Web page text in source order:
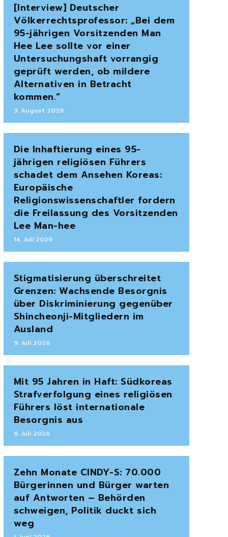
[Interview] Deutscher
Völkerrechtsprofessor: „Bei dem
95-jährigen Vorsitzenden Man
Hee Lee sollte vor einer
Untersuchungshaft vorrangig
geprüft werden, ob mildere
Alternativen in Betracht
kommen.“
3. August 2026
Die Inhaftierung eines 95-
jährigen religiösen Führers
schadet dem Ansehen Koreas:
Europäische
Religionswissenschaftler fordern
die Freilassung des Vorsitzenden
Lee Man-hee
14. Juli 2026
Stigmatisierung überschreitet
Grenzen: Wachsende Besorgnis
über Diskriminierung gegenüber
Shincheonji-Mitgliedern im
Ausland
9. Juli 2026
Mit 95 Jahren in Haft: Südkoreas
Strafverfolgung eines religiösen
Führers löst internationale
Besorgnis aus
6. Juli 2026
Zehn Monate CINDY-S: 70.000
Bürgerinnen und Bürger warten
auf Antworten – Behörden
schweigen, Politik duckt sich
weg